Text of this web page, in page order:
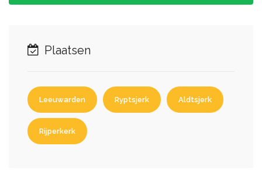
Plaatsen
Leeuwarden Ryptsjerk Aldtsjerk
Rijperkerk